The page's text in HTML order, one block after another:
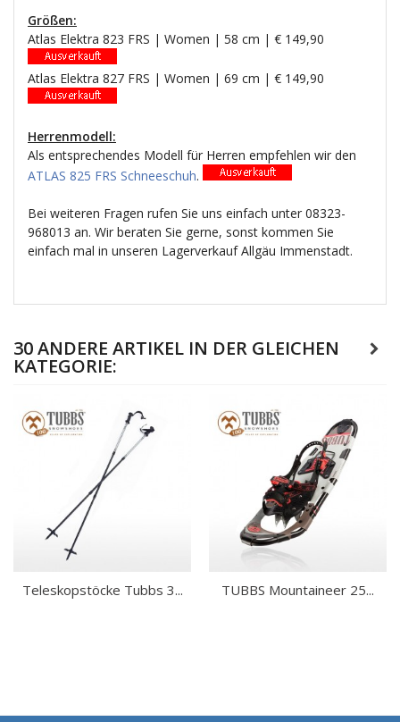
Größen:
Atlas Elektra 823 FRS | Women | 58 cm | € 149,90
Atlas Elektra 827 FRS | Women | 69 cm | € 149,90
Herrenmodell:
Als entsprechendes Modell für Herren empfehlen wir den
ATLAS 825 FRS Schneeschuh.
Bei weiteren Fragen rufen Sie uns einfach unter 08323-
968013 an. Wir beraten Sie gerne, sonst kommen Sie
einfach mal in unseren Lagerverkauf Allgäu Immenstadt.
30 ANDERE ARTIKEL IN DER GLEICHEN
KATEGORIE:
Teleskopstöcke Tubbs 3... TUBBS Mountaineer 25...